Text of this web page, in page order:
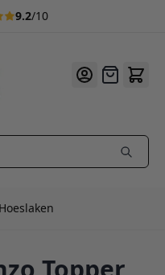
9.2/10
Offerte